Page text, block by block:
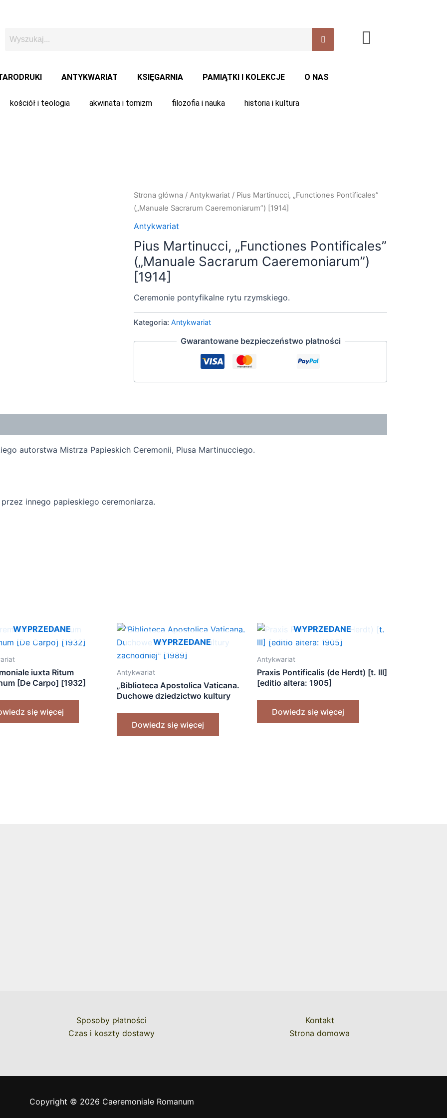
ANTYKWARIAT KSIĘGARNIA PAMIĄTKI I KOLEKCJE O NAS
kościół i teologia akwinata i tomizm filozofia i nauka historia i kultura
Strona główna /Antykwariat / Pius Martinucci, „Functiones Pontificales”
(„Manuale Sacrarum Caeremoniarum”) [1914]
Antykwariat
Pius Martinucci, „Functiones Pontificales”
(„Manuale Sacrarum Caeremoniarum”)
[1914]
Ceremonie pontyfikalne rytu rzymskiego.
Kategoria:Antykwariat
Gwarantowane bezpieczeństwo płatności
autorstwa Mistrza Papieskich Ceremonii, Piusa Martinucciego.
innego papieskiego ceremoniarza.
WYPRZEDANE
iuxta Ritum
[De Carpo] [1932]
się więcej
WYPRZEDANE
Antykwariat
„Biblioteca Apostolica Vaticana.
Duchowe dziedzictwo kultury
Dowiedz się więcej
WYPRZEDANE
Antykwariat
Praxis Pontificalis (de Herdt) [t. III]
[editio altera: 1905]
Dowiedz się więcej
Sposoby płatności
Czas i koszty dostawy
Kontakt
Strona domowa
Copyright © 2026 Caeremoniale Romanum